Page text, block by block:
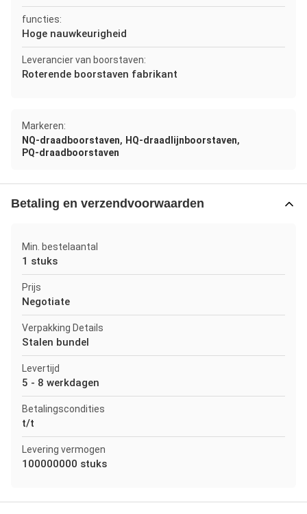
functies:
Hoge nauwkeurigheid
Leverancier van boorstaven:
Roterende boorstaven fabrikant
Markeren:
NQ-draadboorstaven, HQ-draadlijnboorstaven,
PQ-draadboorstaven
Betaling en verzendvoorwaarden
Min. bestelaantal
1 stuks
Prijs
Negotiate
Verpakking Details
Stalen bundel
Levertijd
5 - 8 werkdagen
Betalingscondities
t/t
Levering vermogen
100000000 stuks